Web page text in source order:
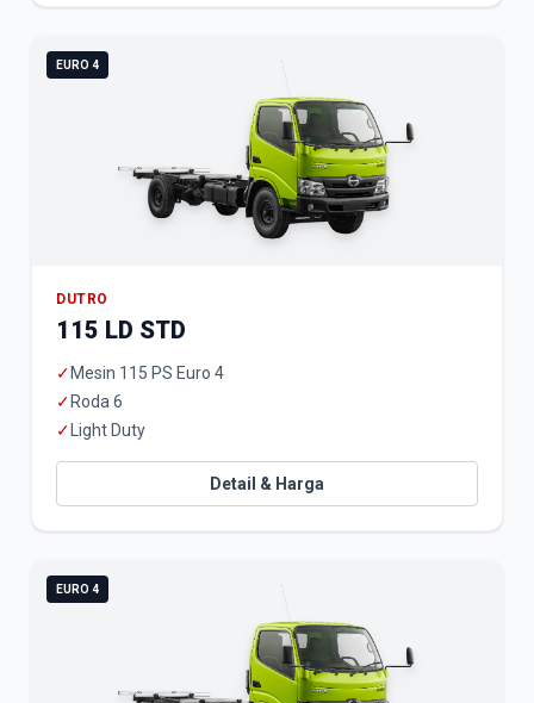
EURO 4
DUTRO
115 LD STD
✓ Mesin 115 PS Euro 4
✓ Roda 6
✓ Light Duty
Detail & Harga
EURO 4